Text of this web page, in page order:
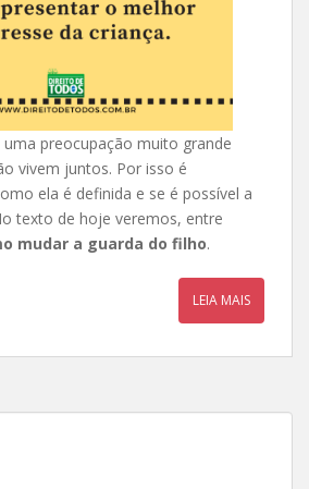
preocupação muito grande
vivem juntos. Por isso é
ela é definida e se é possível a
texto de hoje veremos, entre
mudar a guarda do filho.
LEIA MAIS